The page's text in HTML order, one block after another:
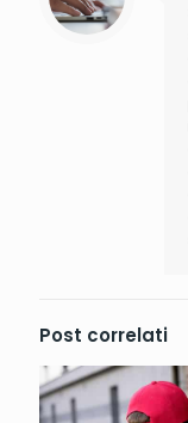
Post correlati